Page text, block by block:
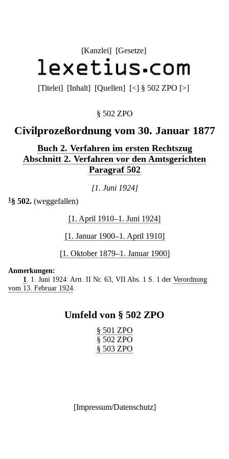
[Kanzlei] [Gesetze]
[Titelei] [Inhalt] [Quellen] [<] § 502 ZPO [>]
§ 502 ZPO
Civilprozeßordnung vom 30. Januar 1877
Buch 2. Verfahren im ersten Rechtszug
Abschnitt 2. Verfahren vor den Amtsgerichten
Paragraf 502
[1. Juni 1924]
1 § 502. (weggefallen)
[1. April 1910–1. Juni 1924]
[1. Januar 1900–1. April 1910]
[1. Oktober 1879–1. Januar 1900]
Anmerkungen:
1
. 1. Juni 1924: Artt. II Nr. 63, VII Abs. 1 S. 1 der Verordnung
vom 13. Februar 1924
Umfeld von § 502 ZPO
§ 501 ZPO
§ 502 ZPO
§ 503 ZPO
[Impressum/Datenschutz]